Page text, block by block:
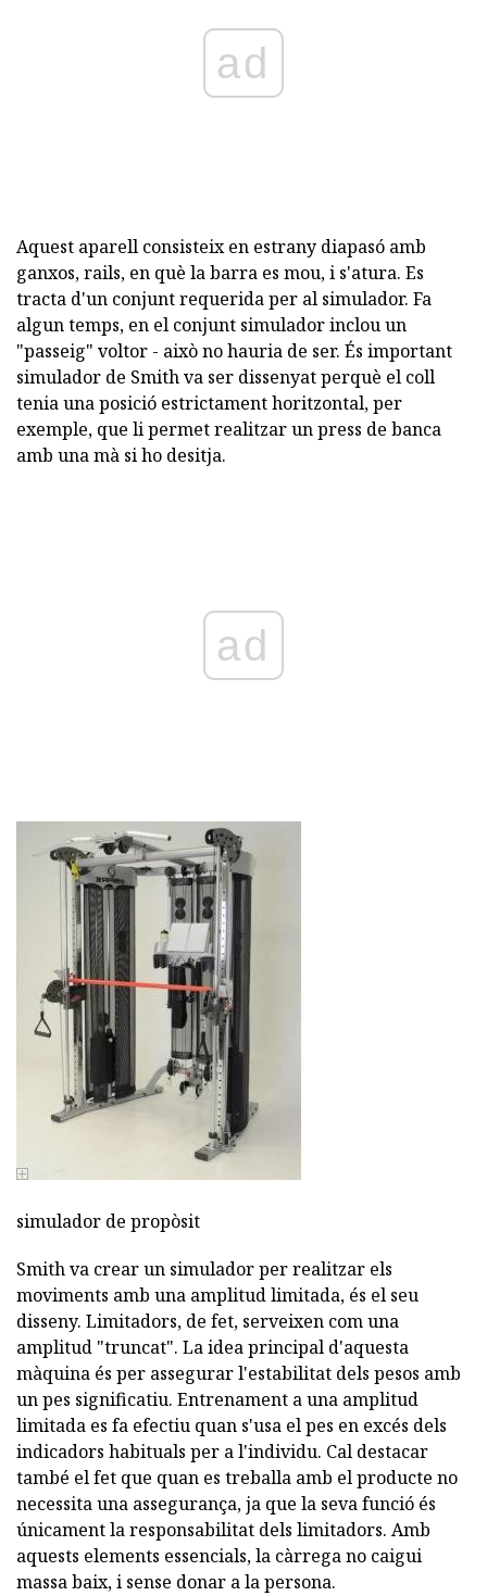
ad
Aquest aparell consisteix en estrany diapasó amb
ganxos, rails, en què la barra es mou, i s'atura. Es
tracta d'un conjunt requerida per al simulador. Fa
algun temps, en el conjunt simulador inclou un
"passeig" voltor - això no hauria de ser. És important
simulador de Smith va ser dissenyat perquè el coll
tenia una posició estrictament horitzontal, per
exemple, que li permet realitzar un press de banca
amb una mà si ho desitja.
ad
simulador de propòsit
Smith va crear un simulador per realitzar els
moviments amb una amplitud limitada, és el seu
disseny. Limitadors, de fet, serveixen com una
amplitud "truncat". La idea principal d'aquesta
màquina és per assegurar l'estabilitat dels pesos amb
un pes significatiu. Entrenament a una amplitud
limitada es fa efectiu quan s'usa el pes en excés dels
indicadors habituals per a l'individu. Cal destacar
també el fet que quan es treballa amb el producte no
necessita una assegurança, ja que la seva funció és
únicament la responsabilitat dels limitadors. Amb
aquests elements essencials, la càrrega no caigui
massa baix, i sense donar a la persona.